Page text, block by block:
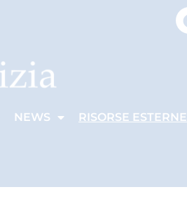
NEWS RISORSE ESTERNE